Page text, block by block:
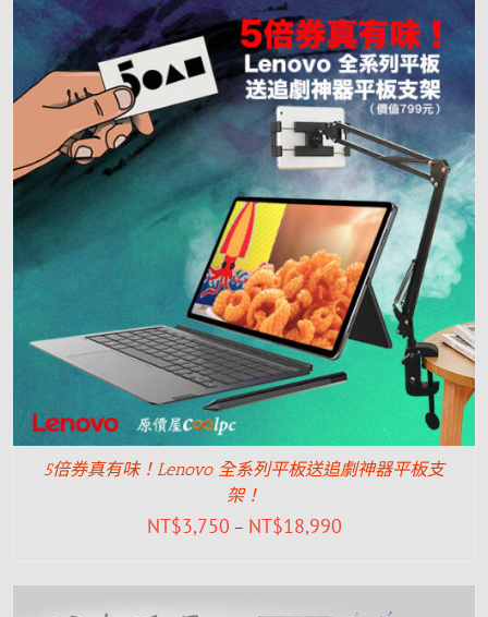
5倍券真有味！Lenovo 全系列平板送追劇神器平板支
架！
NT$3,750 – NT$18,990